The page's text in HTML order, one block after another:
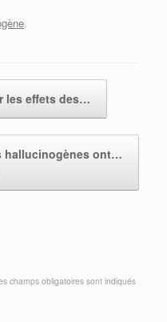
.
les effets des…
hallucinogènes ont…
champs obligatoires sont indiqués